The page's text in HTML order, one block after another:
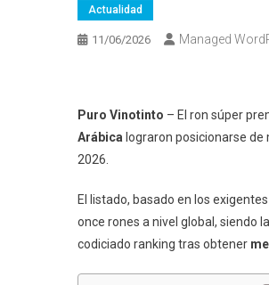
Actualidad
11/06/2026 Managed
Puro Vinotinto – El ron súper
Arábica lograron posicionarse
2026.
El listado, basado en los
once rones a nivel global, siendo
codiciado ranking tras obtener